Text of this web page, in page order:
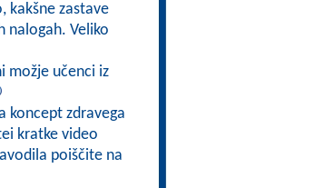
kakšne zastave
nalogah. Veliko
možje učenci iz
koncept zdravega
kratke video
poiščite na